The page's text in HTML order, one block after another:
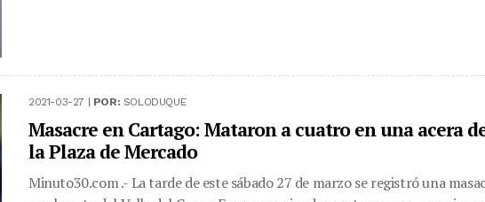
2021-03-27 | POR: SOLODUQUE
Masacre en Cartago: Mataron a cuatro en una acera
la Plaza de Mercado
Minuto30.com .- La tarde de este sábado 27 de marzo se registró una